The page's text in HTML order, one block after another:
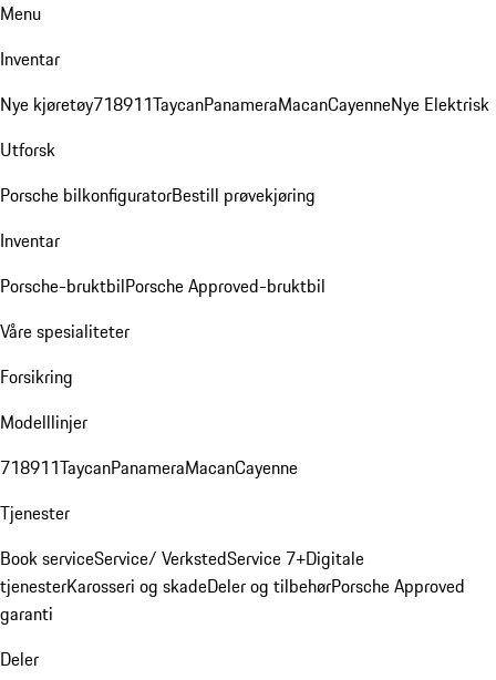
Menu
Inventar
Nye kjøretøy718911TaycanPanameraMacanCayenneNye Elektrisk
Utforsk
Porsche bilkonfiguratorBestill prøvekjøring
Inventar
Porsche-bruktbilPorsche Approved-bruktbil
Våre spesialiteter
Forsikring
Modelllinjer
718911TaycanPanameraMacanCayenne
Tjenester
Book serviceService/ VerkstedService 7+Digitale
tjenesterKarosseri og skadeDeler og tilbehørPorsche Approved
garanti
Deler